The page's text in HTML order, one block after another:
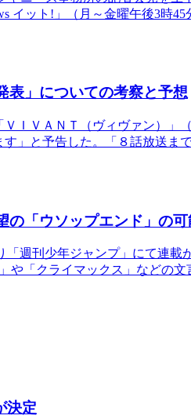
イット!」（月～金曜午後3時
表」についての考察と予想
ＩＶＡＮＴ（ヴィヴァン）」
す」と予告した。「８話放送
の「ウソップエンド」の
「週刊少年ジャンプ」にて連
や「クライマックス」などの
決定